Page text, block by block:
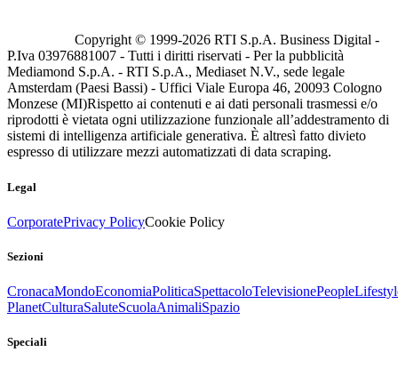
Copyright © 1999-2026 RTI S.p.A. Business Digital -
P.Iva 03976881007 - Tutti i diritti riservati - Per la pubblicità
Mediamond S.p.A. - RTI S.p.A., Mediaset N.V., sede legale
Amsterdam (Paesi Bassi) - Uffici Viale Europa 46, 20093 Cologno
Monzese (MI)Rispetto ai contenuti e ai dati personali trasmessi e/o
riprodotti è vietata ogni utilizzazione funzionale all’addestramento di
sistemi di intelligenza artificiale generativa. È altresì fatto divieto
espresso di utilizzare mezzi automatizzati di data scraping.
Legal
CorporatePrivacy PolicyCookie Policy
Sezioni
CronacaMondoEconomiaPoliticaSpettacoloTelevisionePeople
PlanetCulturaSaluteScuolaAnimaliSpazio
Speciali